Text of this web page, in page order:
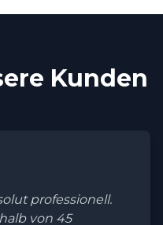
Kunden
professionell.
von 45